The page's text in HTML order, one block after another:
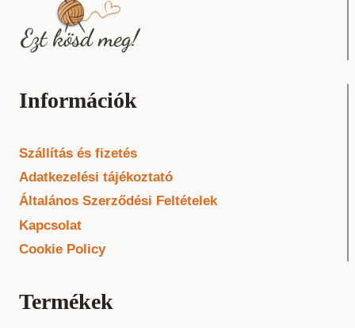
Információk
Szállítás és fizetés
Adatkezelési tájékoztató
Általános Szerződési Feltételek
Kapcsolat
Cookie Policy
Termékek